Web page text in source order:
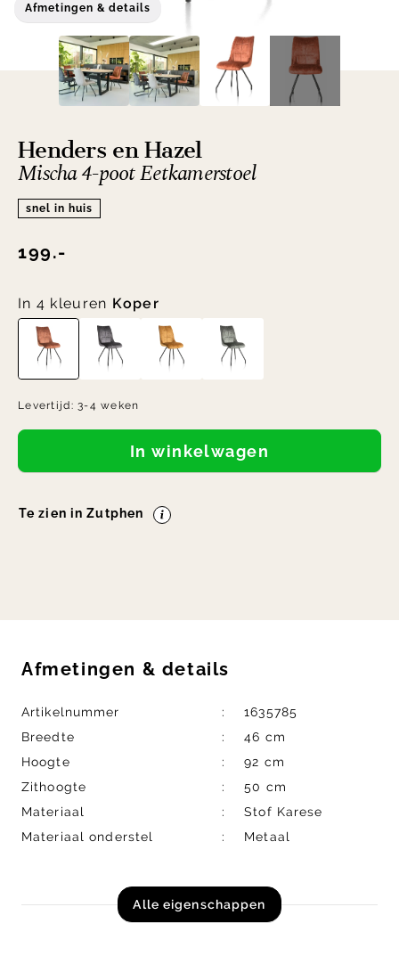
Afmetingen & details
Henders en Hazel
Mischa 4-poot Eetkamerstoel
snel in huis
199.-
In 4 kleuren Koper
Levertijd:3-4 weken
In winkelwagen
Te zien in Zutphen
Afmetingen & details
Artikelnummer
1635785
Breedte
46 cm
Hoogte
92 cm
Zithoogte
50 cm
Materiaal
Stof Karese
Materiaal onderstel
Metaal
Alle eigenschappen